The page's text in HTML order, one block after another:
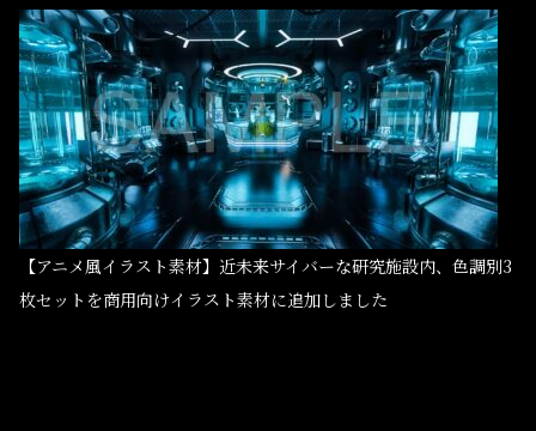
【アニメ風イラスト素材】近未来サイバーな研究施設内、色調別3
枚セットを商用向けイラスト素材に追加しました